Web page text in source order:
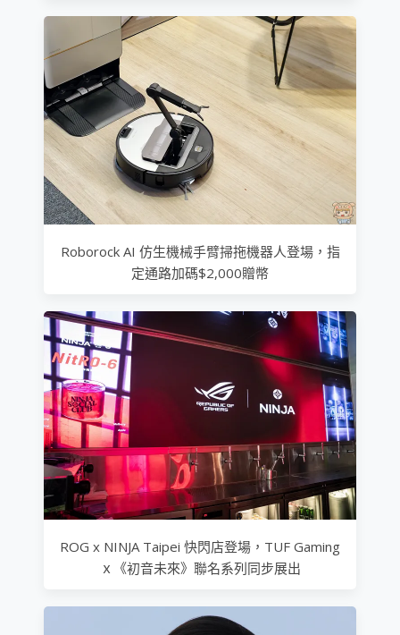
Roborock AI 仿生機械手臂掃拖機器人登場，指
定通路加碼$2,000贈幣
ROG x NINJA Taipei 快閃店登場，TUF Gaming
ｘ《初音未來》聯名系列同步展出